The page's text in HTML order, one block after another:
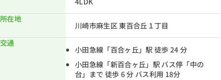
所在地
川崎市麻生区 東百合丘１丁目
交通
小田急線「百合ヶ丘」駅 徒歩 24 分
小田急線「新百合ヶ丘」駅 バス停「中の
台」まで 徒歩 6 分 バス利用 18分